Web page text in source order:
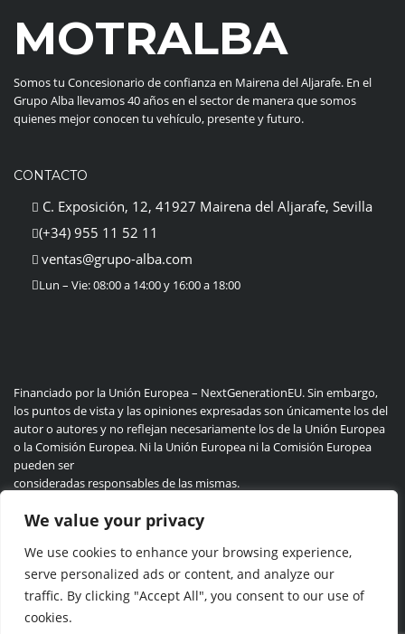
We value your privacy
We use cookies to enhance your browsing experience,
serve personalized ads or content, and analyze our
traffic. By clicking "Accept All", you consent to our use of
cookies.
MOTRALBA
Somos tu Concesionario de confianza en Mairena del Aljarafe. En el
Grupo Alba llevamos 40 años en el sector de manera que somos
quienes mejor conocen tu vehículo, presente y futuro.
CONTACTO
C. Exposición, 12, 41927 Mairena del Aljarafe, Sevilla
(+34) 955 11 52 11
ventas@grupo-alba.com
Lun – Vie: 08:00 a 14:00 y 16:00 a 18:00
Financiado por la Unión Europea – NextGenerationEU. Sin embargo,
los puntos de vista y las opiniones expresadas son únicamente los del
autor o autores y no reflejan necesariamente los de la Unión Europea
o la Comisión Europea. Ni la Unión Europea ni la Comisión Europea
pueden ser
consideradas responsables de las mismas.
Politica de privacidad Cookie